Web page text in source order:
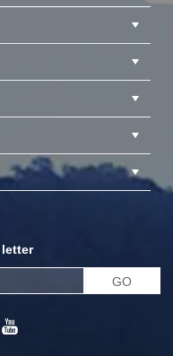
letter
GO